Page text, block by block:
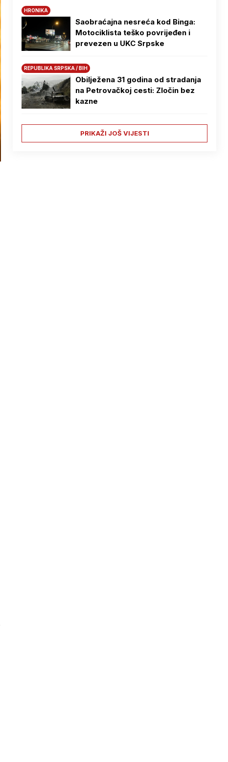
HRONIKA
Saobraćajna nesreća kod Binga:
Motociklista teško povrijeđen i
prevezen u UKC Srpske
REPUBLIKA SRPSKA / BIH
Obilježena 31 godina od stradanja
na Petrovačkoj cesti: Zločin bez
kazne
PRIKAŽI JOŠ VIJESTI